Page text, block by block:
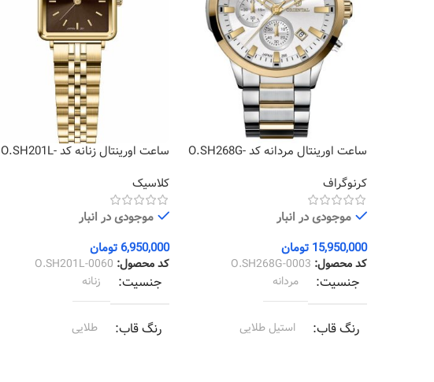
ساعت اورینتال مردانه کد O.SH268G-
کرنوگراف
موجودی در انبار
15,950,000 تومان
کد محصول: O.SH268G-0003
جنسیت مردانه
رنگ قاب استیل طلایی
ساعت اورینتال زنانه کد O.SH201L-
کلاسیک
موجودی در انبار
6,950,000 تومان
کد محصول: O.SH201L-0060
جنسیت زنانه
رنگ قاب طلایی